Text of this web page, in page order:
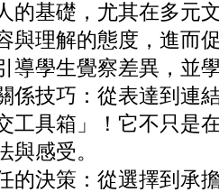
的基礎，尤其在多元
與理解的態度，進而
導學生覺察差異，並
係技巧：從表達到連
工具箱」！它不只是
與感受。
的決策：從選擇到承